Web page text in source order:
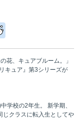
花、キュアブルーム。」
キュア』第3シリーズが
学校の2年生。 新学期、
じクラスに転入生としてや